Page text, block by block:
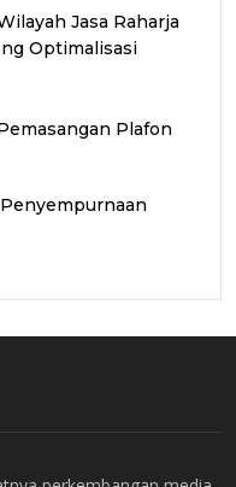
Jasa Raharja
Optimalisasi
Kunjungi Uptd
Plafon